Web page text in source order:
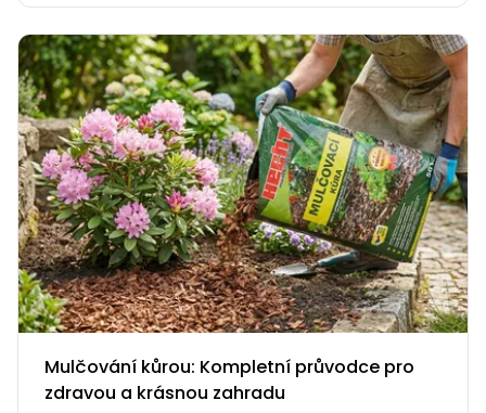
Mulčování kůrou: Kompletní průvodce pro
zdravou a krásnou zahradu